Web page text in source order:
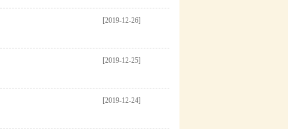
[2019-12-26]
[2019-12-25]
[2019-12-24]